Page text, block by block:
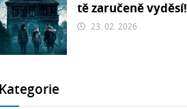
tě zaručeně vyděsí!
23. 02. 2026
Kategorie